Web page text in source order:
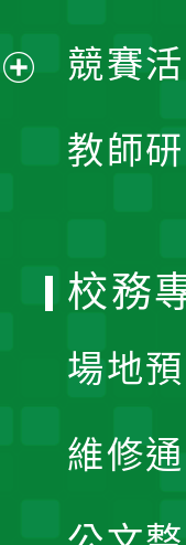
競賽
教師
開
校務
場地
維修